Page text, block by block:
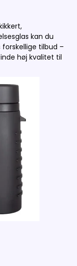
kan du
tilbud –
høj kvalitet til